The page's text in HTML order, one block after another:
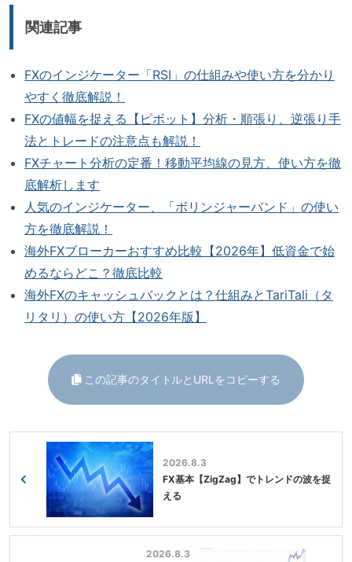
関連記事
FXのインジケーター「RSI」の仕組みや使い方を分かり
やすく徹底解説！
FXの値幅を捉える【ピボット】分析・順張り、逆張り手
法とトレードの注意点も解説！
FXチャート分析の定番！移動平均線の見方、使い方を徹
底解析します
人気のインジケーター、「ボリンジャーバンド」の使い
方を徹底解説！
海外FXブローカーおすすめ比較【2026年】低資金で始
めるならどこ？徹底比較
海外FXのキャッシュバックとは？仕組みとTariTali（タ
リタリ）の使い方【2026年版】
この記事のタイトルとURLをコピーする
2026.8.3
FX基本【ZigZag】でトレンドの波を捉
える
2026.8.3